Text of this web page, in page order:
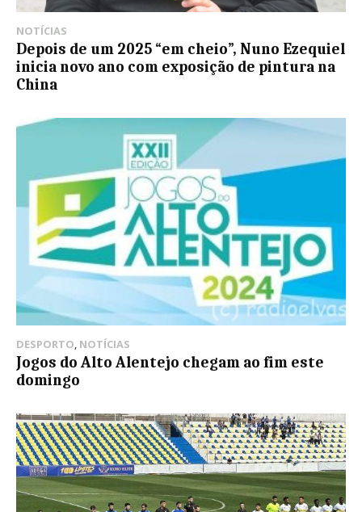
NOTÍCIAS
Depois de um 2025 “em cheio”, Nuno Ezequiel
inicia novo ano com exposição de pintura na
China
DESPORTO, NOTÍCIAS
Jogos do Alto Alentejo chegam ao fim este
domingo